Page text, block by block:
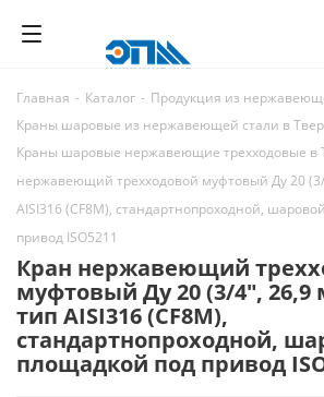
Главная - Каталог - Продукция из
Краны шаровые из нержавеющей стали в
Краны шаровые нержавеющие трехходовые в
нержавеющий трехходовой муфтовый Ду 20
AISI316 (CF8M), стандартнопроходной,
привод ISO5211
Кран нержавеющий
муфтовый Ду 20 (3/4ʺ, 26,9
тип AISI316 (CF8M),
стандартнопроходной,
площадкой под привод